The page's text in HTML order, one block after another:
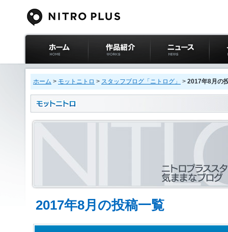
ニトロプラス公式
サイト ホーム
作品紹介 ニュース イベ
ホーム > モットニトロ > スタッフブログ「ニトログ」 > 2017年8月の
2017年8月の投稿一覧